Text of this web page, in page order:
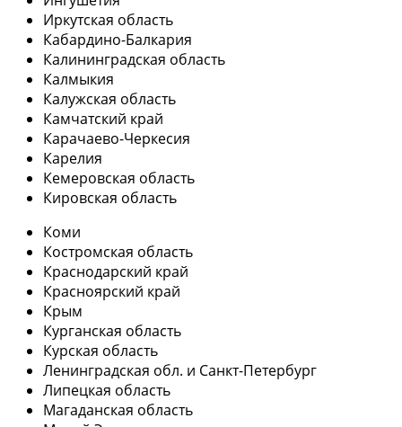
Иркутская область
Кабардино-Балкария
Калининградская область
Калмыкия
Калужская область
Камчатский край
Карачаево-Черкесия
Карелия
Кемеровская область
Кировская область
Коми
Костромская область
Краснодарский край
Красноярский край
Крым
Курганская область
Курская область
Ленинградская обл. и Санкт-Петербург
Липецкая область
Магаданская область